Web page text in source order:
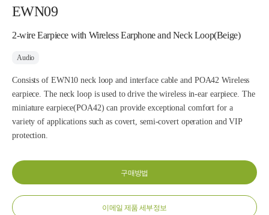
EWN09
2-wire Earpiece with Wireless Earphone and Neck Loop(Beige)
Audio
Consists of EWN10 neck loop and interface cable and POA42 Wireless
earpiece. The neck loop is used to drive the wireless in-ear earpiece. The
miniature earpiece(POA42) can provide exceptional comfort for a
variety of applications such as covert, semi-covert operation and VIP
protection.
구매방법
이메일 제품 세부정보